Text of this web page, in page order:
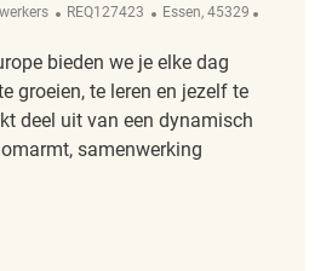
ReqId
REQ127423 Plaats
Essen, 45329
bieden we je elke dag
groeien, te leren en jezelf te
deel uit van een dynamisch
samenwerking
(m/w/d) REQ127423